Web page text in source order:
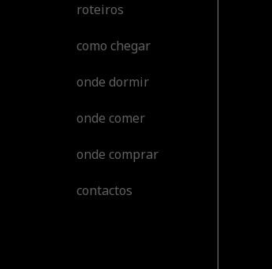
roteiros
como chegar
onde dormir
onde comer
onde comprar
contactos